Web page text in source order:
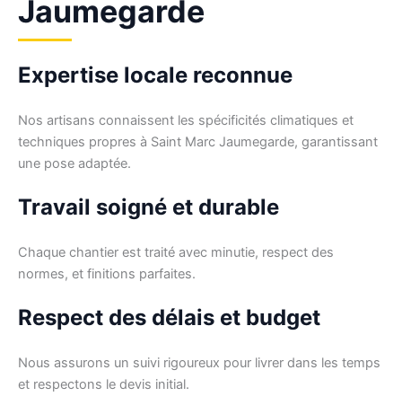
Jaumegarde
Expertise locale reconnue
Nos artisans connaissent les spécificités climatiques et
techniques propres à Saint Marc Jaumegarde, garantissant
une pose adaptée.
Travail soigné et durable
Chaque chantier est traité avec minutie, respect des
normes, et finitions parfaites.
Respect des délais et budget
Nous assurons un suivi rigoureux pour livrer dans les temps
et respectons le devis initial.